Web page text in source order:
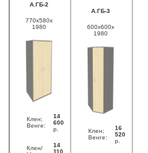
А.ГБ-2
770x580x
1980
Клен;
Венге:
14
600
р.
Клен/
14
110
А.ГБ-3
600x600x
1980
Клен;
Венге:
16
520
р.